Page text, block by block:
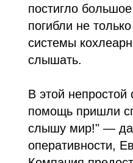
постигло
погибли не
системы
слышать.
В этой
помощь пришли
слышу мир!" —
оперативности,